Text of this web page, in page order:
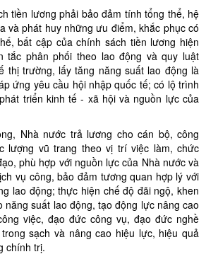
tiền lương phải bảo đảm tính tổng thể, hệ
và phát huy những ưu điểm, khắc phục có
bất cập của chính sách tiền lương hiện
tắc phân phối theo lao động và quy luật
thị trường, lấy tăng năng suất lao động là
ứng yêu cầu hội nhập quốc tế; có lộ trình
triển kinh tế - xã hội và nguồn lực của
Nhà nước trả lương cho cán bộ, công
lượng vũ trang theo vị trí việc làm, chức
phù hợp với nguồn lực của Nhà nước và
vụ công, bảo đảm tương quan hợp lý với
lao động; thực hiện chế độ đãi ngộ, khen
suất lao động, tạo động lực nâng cao
việc, đạo đức công vụ, đạo đức nghề
sạch và nâng cao hiệu lực, hiệu quả
chính trị.